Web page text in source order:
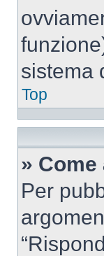
sistema
Top
»
Per